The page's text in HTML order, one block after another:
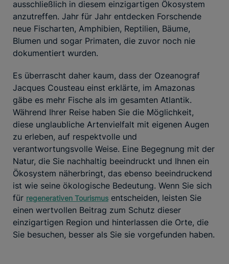
ausschließlich in diesem einzigartigen Ökosystem
anzutreffen. Jahr für Jahr entdecken Forschende
neue Fischarten, Amphibien, Reptilien, Bäume,
Blumen und sogar Primaten, die zuvor noch nie
dokumentiert wurden.
Es überrascht daher kaum, dass der Ozeanograf
Jacques Cousteau einst erklärte, im Amazonas
gäbe es mehr Fische als im gesamten Atlantik.
Während Ihrer Reise haben Sie die Möglichkeit,
diese unglaubliche Artenvielfalt mit eigenen Augen
zu erleben, auf respektvolle und
verantwortungsvolle Weise. Eine Begegnung mit der
Natur, die Sie nachhaltig beeindruckt und Ihnen ein
Ökosystem näherbringt, das ebenso beeindruckend
ist wie seine ökologische Bedeutung. Wenn Sie sich
für regenerativen Tourismus entscheiden, leisten Sie
einen wertvollen Beitrag zum Schutz dieser
einzigartigen Region und hinterlassen die Orte, die
Sie besuchen, besser als Sie sie vorgefunden haben.